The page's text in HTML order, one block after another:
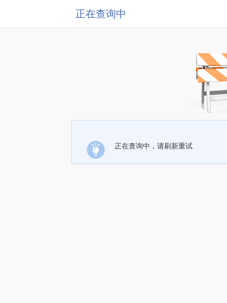
正在查询中
正在查询中，请刷新重试